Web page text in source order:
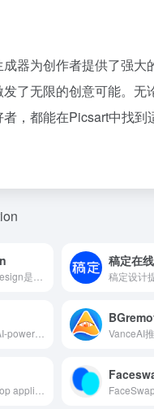
器为创作者提供了强大
了无限的创意可能。无
，都能在Picsart中找到
稿定在